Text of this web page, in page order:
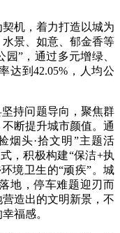
机，着力打造以城为
景、如意、郁金香等
”，通过多元增绿、
达到42.05%，人均公
持问题导向，聚焦群
断提升城市颜值。通
烟头·拾文明”主题活
，积极构建“保洁+执
境卫生的“顽疾”。城
地，停车难题迎刃而
造出的文明新景，不
福感。